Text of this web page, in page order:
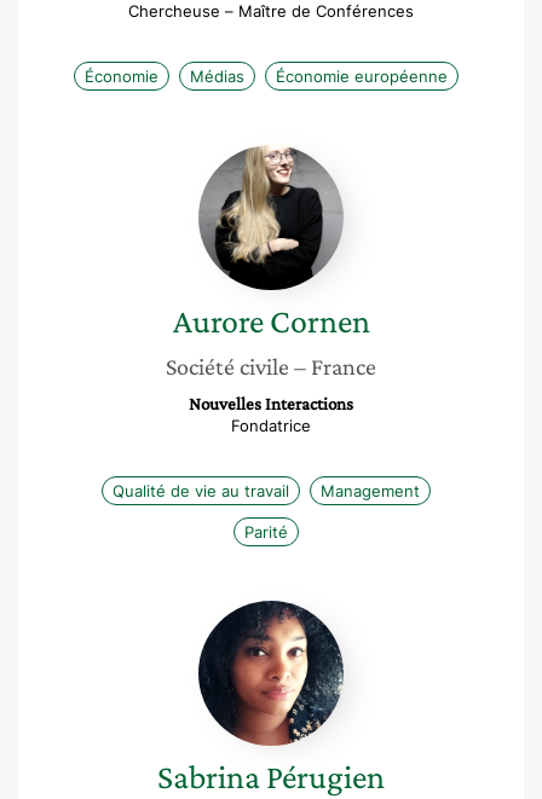
Chercheuse – Maître de Conférences
Économie Médias Économie européenne
Aurore
Cornen
Aurore Cornen
Société civile – France
Nouvelles Interactions
Fondatrice
Qualité de vie au travail Management
Parité
Sabrina
Pérugien
SabrinaPérugien